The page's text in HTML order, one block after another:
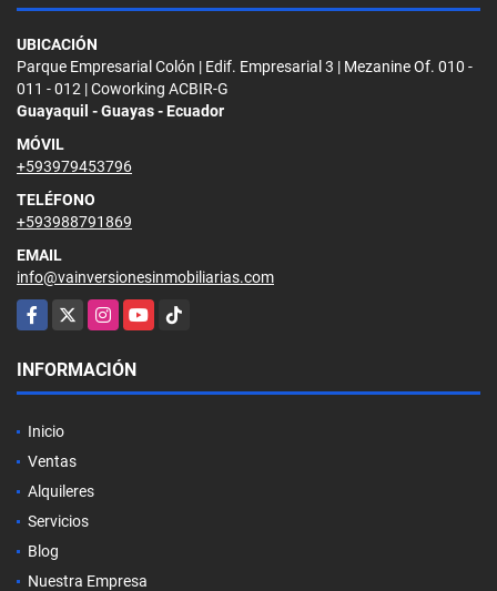
UBICACIÓN
Parque Empresarial Colón | Edif. Empresarial 3 | Mezanine Of. 010 -
011 - 012 | Coworking ACBIR-G
Guayaquil - Guayas - Ecuador
MÓVIL
+593979453796
TELÉFONO
+593988791869
EMAIL
info@vainversionesinmobiliarias.com
Facebook
X InstagramYouTubeTikTok
INFORMACIÓN
Inicio
Ventas
Alquileres
Servicios
Blog
Nuestra Empresa